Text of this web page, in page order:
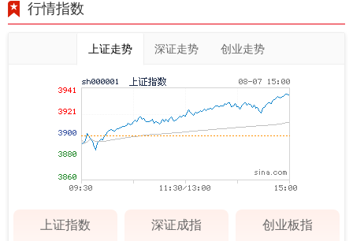
行情指数
上证走势 深证走势 创业走势
上证指数 深证成指 创业板指